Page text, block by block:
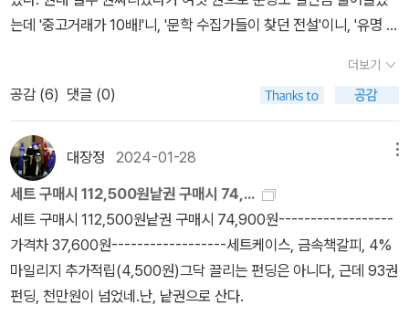
무함과 가문에 대한 죄책감을 문학적 에너지로 치환하려 했으나, 이
는 곧 현실 도피적 성향으로 이어짐.3. 창작집 『만년(晩年)』 출간과
기형적 명예욕가. (유작 의식과 자부심) 데뷔작을 유작(遺作)으로 설
정하고 ˝피를 토하는 심정으로 썼다˝고 자부하며, 프루스트급의 고급
용 마련을 위해 빚을 지고 지인들에게 자신을 ˝천재˝로 칭송하는 광고
문 작성을 강요하는 등 기형적인 홍보 방식을 택함.다. (극단적 자금
조달) 광고비 50엔을 위해 지인에게 ˝돈을 빌려주지 않으면 죽겠다˝
는 협박성 호소를 남발하여 상대를 심리적으로 압박함.4. 아쿠타가와
상(芥川賞) 집착과 ‘다자이 방지법‘의 탄생가. (집착의 핵심 동기)
상금 500엔을 통한 채무 상환과 가문으로부터의 성공 인정을 위해
수상에 사활을 걺.나. (비굴한 구걸과 태세 전환) 심사위원 가와바타
는데 '중고거래가 10배!'니, '문학 수집가들이 찾던 전설'이니, '유명 희
즈'니 하는 어마어마한 광고 문구를 보니, 문득 '정말 그랬던가?' 하는
의문이 떠오른다.내 기억으로는 웅진이 한동안 서점용 단행본보다는
방문판매용 전집류에 전력투구하다가 (원래 뿌리깊은나무/헤임인터
내셔널에서 출발한 회사이니 사실 방문판매 쪽이 기본인 출판사이긴
하다) 간만에 분위기를 쇄신하여 내놓은 단행본 시리즈가 '포스트모
더니즘 걸작선' 전5권과 '20세기 일문학의 발견' 전12권이었는데, 사
실 그 당시에만 해도 반향이 아주 크지는 않았다고 기억한다. 절판본
이 절판본인 까닭은 쉽게 말해서 안 팔렸기 때문이어서, 나중에는 이
책들도 반값 매대에 자주 나왔었다.나귀님도 '일문학의 발견' 완질을
갖고 있지만 딱히 급하게 산 것은 없었고, 헌책방 돌아다니다가 우연
더보기
공감 (6) 댓글 (0)
대장정 2024-01-28
세트 구매시 112,500원낱권 구매시 74,...
세트 구매시 112,500원낱권 구매시 74,900원------------------
가격차 37,600원------------------세트케이스, 금속책갈피, 4%
마일리지 추가적립(4,500원)그닥 끌리는 펀딩은 아니다, 근데 93권
펀딩, 천만원이 넘었네.난, 낱권으로 산다.